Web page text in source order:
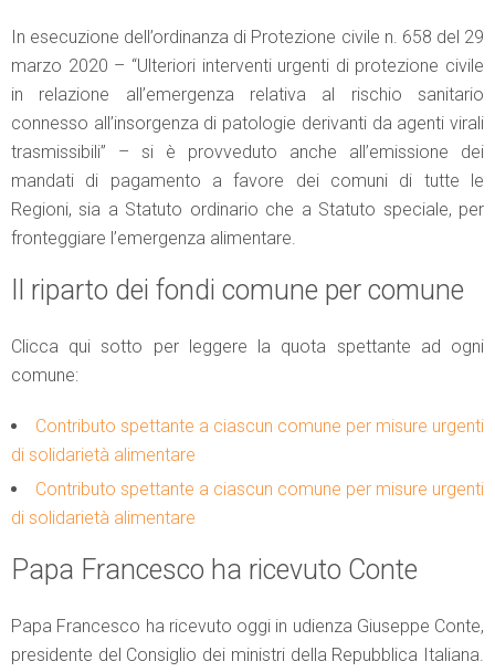
In esecuzione dell’ordinanza di Protezione civile n. 658 del 29
marzo 2020 – “Ulteriori interventi urgenti di protezione civile
in relazione all’emergenza relativa al rischio sanitario
connesso all’insorgenza di patologie derivanti da agenti virali
trasmissibili” – si è provveduto anche all’emissione dei
mandati di pagamento a favore dei comuni di tutte le
Regioni, sia a Statuto ordinario che a Statuto speciale, per
fronteggiare l’emergenza alimentare.
Il riparto dei fondi comune per comune
Clicca qui sotto per leggere la quota spettante ad ogni
comune:
Contributo spettante a ciascun comune per misure urgenti
di solidarietà alimentare
Contributo spettante a ciascun comune per misure urgenti
di solidarietà alimentare
Papa Francesco ha ricevuto Conte
Papa Francesco ha ricevuto oggi in udienza Giuseppe Conte,
presidente del Consiglio dei ministri della Repubblica Italiana.